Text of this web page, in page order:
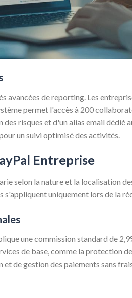
avancées de reporting. Les
permet l'accès à 200
risques et d'un alias email dédié
un suivi optimisé des activités.
Entreprise
selon la nature et la localisation
uniquement lors de la
une commission standard de
de base, comme la protection
de gestion des paiements sans